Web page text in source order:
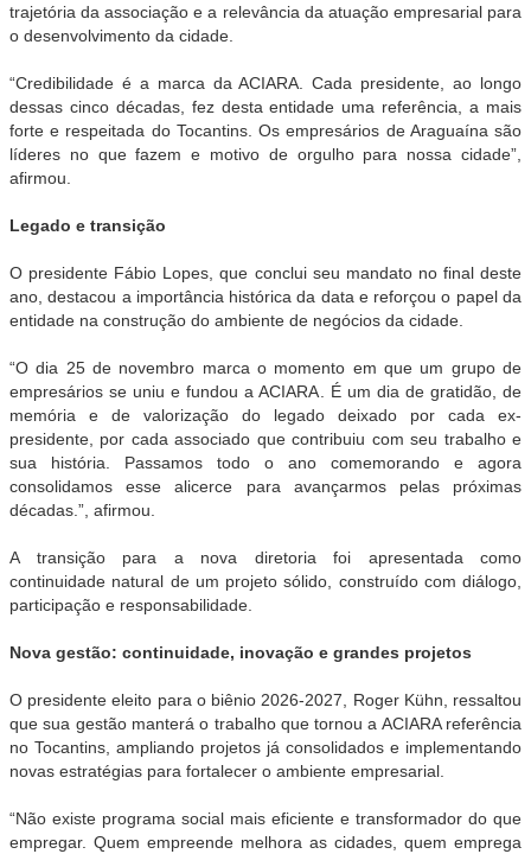
trajetória da associação e a relevância da atuação empresarial para
o desenvolvimento da cidade.
“Credibilidade é a marca da ACIARA. Cada presidente, ao longo
dessas cinco décadas, fez desta entidade uma referência, a mais
forte e respeitada do Tocantins. Os empresários de Araguaína são
líderes no que fazem e motivo de orgulho para nossa cidade”,
afirmou.
Legado e transição
O presidente Fábio Lopes, que conclui seu mandato no final deste
ano, destacou a importância histórica da data e reforçou o papel da
entidade na construção do ambiente de negócios da cidade.
“O dia 25 de novembro marca o momento em que um grupo de
empresários se uniu e fundou a ACIARA. É um dia de gratidão, de
memória e de valorização do legado deixado por cada ex-
presidente, por cada associado que contribuiu com seu trabalho e
sua história. Passamos todo o ano comemorando e agora
consolidamos esse alicerce para avançarmos pelas próximas
décadas.”, afirmou.
A transição para a nova diretoria foi apresentada como
continuidade natural de um projeto sólido, construído com diálogo,
participação e responsabilidade.
Nova gestão: continuidade, inovação e grandes projetos
O presidente eleito para o biênio 2026-2027, Roger Kühn, ressaltou
que sua gestão manterá o trabalho que tornou a ACIARA referência
no Tocantins, ampliando projetos já consolidados e implementando
novas estratégias para fortalecer o ambiente empresarial.
“Não existe programa social mais eficiente e transformador do que
empregar. Quem empreende melhora as cidades, quem emprega